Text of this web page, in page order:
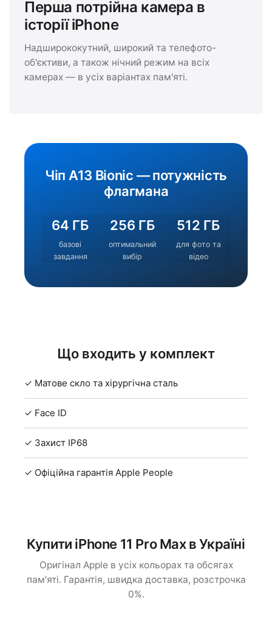
Перша потрійна камера в
історії iPhone
Надширококутний, широкий та телефото-
об'єктиви, а також нічний режим на всіх
камерах — в усіх варіантах пам'яті.
Чіп A13 Bionic — потужність
флагмана
64 ГБ
базові
завдання
256 ГБ
оптимальний
вибір
512 ГБ
для фото та
відео
Що входить у комплект
✓ Матове скло та хірургічна сталь
✓ Face ID
✓ Захист IP68
✓ Офіційна гарантія Apple People
Купити iPhone 11 Pro Max в Україні
Оригінал Apple в усіх кольорах та обсягах
пам'яті. Гарантія, швидка доставка, розстрочка
0%.